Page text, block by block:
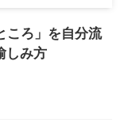
ころ」を自分流
しみ方